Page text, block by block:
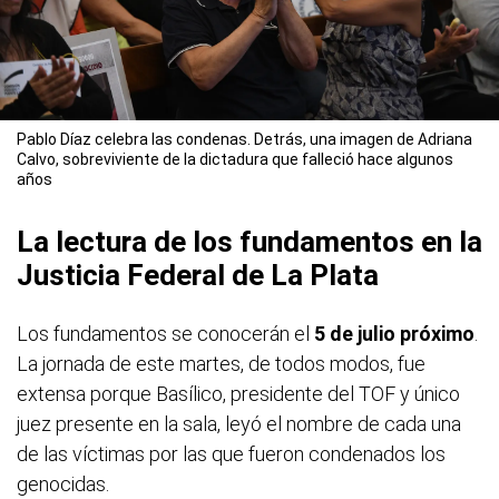
Pablo Díaz celebra las condenas. Detrás, una imagen de Adriana
Calvo, sobreviviente de la dictadura que falleció hace algunos
años
La lectura de los fundamentos en la
Justicia Federal de La Plata
Los fundamentos se conocerán el 5 de julio próximo.
La jornada de este martes, de todos modos, fue
extensa porque Basílico, presidente del TOF y único
juez presente en la sala, leyó el nombre de cada una
de las víctimas por las que fueron condenados los
genocidas.